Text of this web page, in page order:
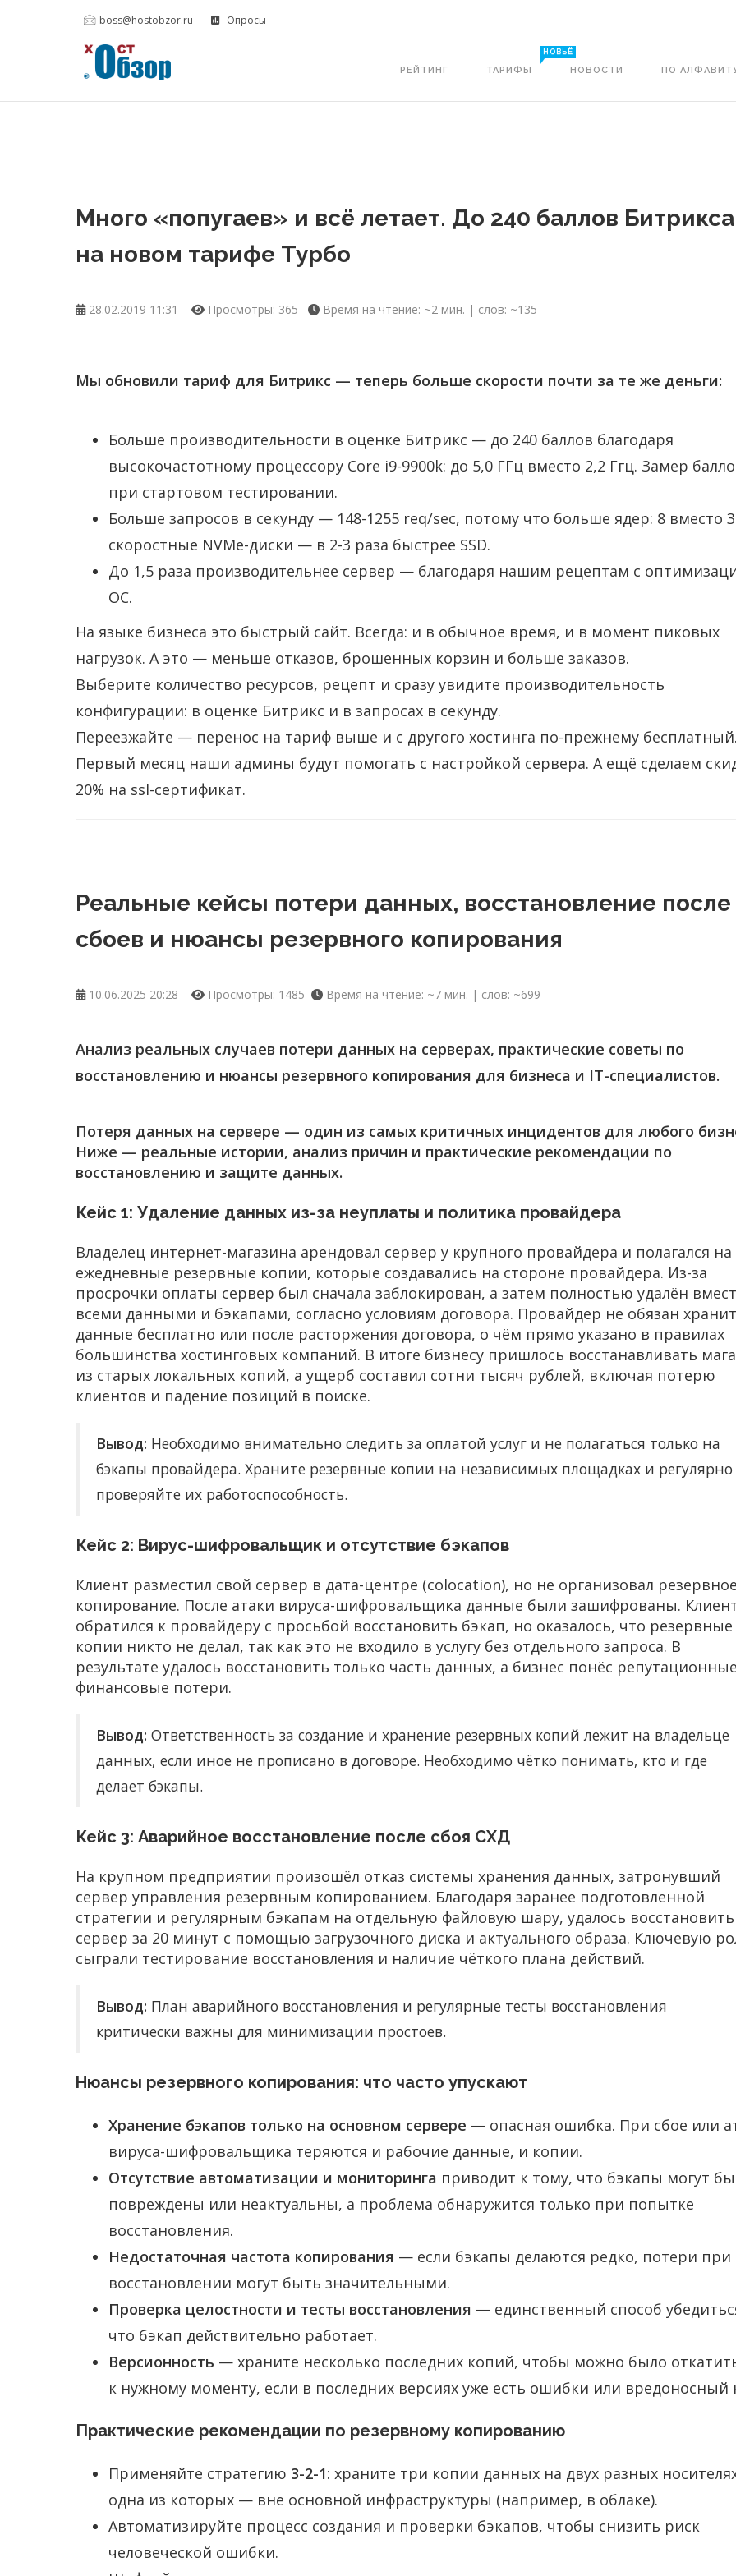
boss@hostobzor.ru Опросы
РЕЙТИНГ ТАРИФЫ
НОВЬЁ
НОВОСТИ ПО
Много «попугаев» и всё летает. До 240 баллов Битрикса
на новом тарифе Турбо
28.02.2019 11:31 Просмотры: 365 Время на чтение: ~2 мин. | слов: ~135
Мы обновили тариф для Битрикс — теперь больше скорости почти за те же деньги:
Больше производительности в оценке Битрикс — до 240 баллов благодаря
высокочастотному процессору Core i9-9900k: до 5,0 ГГц вместо 2,2 Ггц. Замер
при стартовом тестировании.
Больше запросов в секунду — 148-1255 req/sec, потому что больше ядер: 8 вместо
скоростные NVMe-диски — в 2-3 раза быстрее SSD.
До 1,5 раза производительнее сервер — благодаря нашим рецептам с
ОС.
На языке бизнеса это быстрый сайт. Всегда: и в обычное время, и в момент пиковых
нагрузок. А это — меньше отказов, брошенных корзин и больше заказов.
Выберите количество ресурсов, рецепт и сразу увидите производительность
конфигурации: в оценке Битрикс и в запросах в секунду.
Переезжайте — перенос на тариф выше и с другого хостинга по-прежнему бесплатный.
Первый месяц наши админы будут помогать с настройкой сервера. А ещё сделаем
20% на ssl-сертификат.
Реальные кейсы потери данных, восстановление после
сбоев и нюансы резервного копирования
10.06.2025 20:28 Просмотры: 1485 Время на чтение: ~7 мин. | слов: ~699
Анализ реальных случаев потери данных на серверах, практические советы по
восстановлению и нюансы резервного копирования для бизнеса и IT-специалистов.
Потеря данных на сервере — один из самых критичных инцидентов для любого
Ниже — реальные истории, анализ причин и практические рекомендации по
восстановлению и защите данных.
Кейс 1: Удаление данных из-за неуплаты и политика провайдера
Владелец интернет-магазина арендовал сервер у крупного провайдера и полагался на
ежедневные резервные копии, которые создавались на стороне провайдера. Из-за
просрочки оплаты сервер был сначала заблокирован, а затем полностью удалён
всеми данными и бэкапами, согласно условиям договора. Провайдер не обязан
данные бесплатно или после расторжения договора, о чём прямо указано в правилах
большинства хостинговых компаний. В итоге бизнесу пришлось восстанавливать
из старых локальных копий, а ущерб составил сотни тысяч рублей, включая потерю
клиентов и падение позиций в поиске.
Вывод: Необходимо внимательно следить за оплатой услуг и не полагаться только на
бэкапы провайдера. Храните резервные копии на независимых площадках и регулярно
проверяйте их работоспособность.
Кейс 2: Вирус-шифровальщик и отсутствие бэкапов
Клиент разместил свой сервер в дата-центре (colocation), но не организовал резервное
копирование. После атаки вируса-шифровальщика данные были зашифрованы.
обратился к провайдеру с просьбой восстановить бэкап, но оказалось, что резервные
копии никто не делал, так как это не входило в услугу без отдельного запроса. В
результате удалось восстановить только часть данных, а бизнес понёс
финансовые потери.
Вывод: Ответственность за создание и хранение резервных копий лежит на владельце
данных, если иное не прописано в договоре. Необходимо чётко понимать, кто и где
делает бэкапы.
Кейс 3: Аварийное восстановление после сбоя СХД
На крупном предприятии произошёл отказ системы хранения данных, затронувший
сервер управления резервным копированием. Благодаря заранее подготовленной
стратегии и регулярным бэкапам на отдельную файловую шару, удалось восстановить
сервер за 20 минут с помощью загрузочного диска и актуального образа. Ключевую
сыграли тестирование восстановления и наличие чёткого плана действий.
Вывод: План аварийного восстановления и регулярные тесты восстановления
критически важны для минимизации простоев.
Нюансы резервного копирования: что часто упускают
Хранение бэкапов только на основном сервере — опасная ошибка. При сбое или
вируса-шифровальщика теряются и рабочие данные, и копии.
Отсутствие автоматизации и мониторинга приводит к тому, что бэкапы могут
повреждены или неактуальны, а проблема обнаружится только при попытке
восстановления.
Недостаточная частота копирования — если бэкапы делаются редко, потери при
восстановлении могут быть значительными.
Проверка целостности и тесты восстановления — единственный способ
что бэкап действительно работает.
Версионность — храните несколько последних копий, чтобы можно было
к нужному моменту, если в последних версиях уже есть ошибки или вредоносный
Практические рекомендации по резервному копированию
Применяйте стратегию 3-2-1: храните три копии данных на двух разных
одна из которых — вне основной инфраструктуры (например, в облаке).
Автоматизируйте процесс создания и проверки бэкапов, чтобы снизить риск
человеческой ошибки.